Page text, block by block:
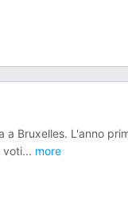
Bruxelles. L'anno
voti... more